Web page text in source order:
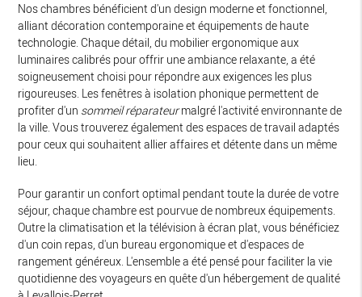
Nos chambres bénéficient d'un design moderne et fonctionnel,
alliant décoration contemporaine et équipements de haute
technologie. Chaque détail, du mobilier ergonomique aux
luminaires calibrés pour offrir une ambiance relaxante, a été
soigneusement choisi pour répondre aux exigences les plus
rigoureuses. Les fenêtres à isolation phonique permettent de
profiter d'un sommeil réparateurmalgré l'activité environnante de
la ville. Vous trouverez également des espaces de travail adaptés
pour ceux qui souhaitent allier affaires et détente dans un même
lieu.
Pour garantir un confort optimal pendant toute la durée de votre
séjour, chaque chambre est pourvue de nombreux équipements.
Outre la climatisation et la télévision à écran plat, vous bénéficiez
d'un coin repas, d'un bureau ergonomique et d'espaces de
rangement généreux. L'ensemble a été pensé pour faciliter la vie
quotidienne des voyageurs en quête d'un hébergement de qualité